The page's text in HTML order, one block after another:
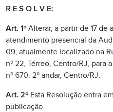
R E S O L V E:
Art. 1º Alterar, a partir de 17
atendimento presencial da
09, atualmente localizado na
nº 22, Térreo, Centro/RJ, para
nº 670, 2º andar, Centro/RJ.
Art. 2º Esta Resolução entra
publicação